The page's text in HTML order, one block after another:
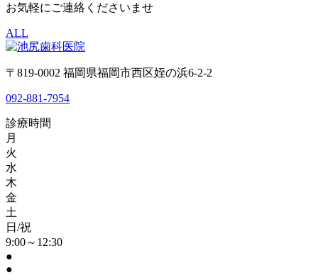
お気軽にご連絡くださいませ
ALL
〒819-0002 福岡県福岡市西区姪の浜6-2-2
092-881-7954
診療時間
月
火
水
木
金
土
日/祝
9:00～12:30
●
●